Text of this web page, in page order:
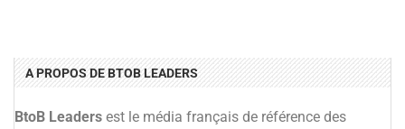
A PROPOS DE BTOB LEADERS
BtoB Leaders est le média français de référence des